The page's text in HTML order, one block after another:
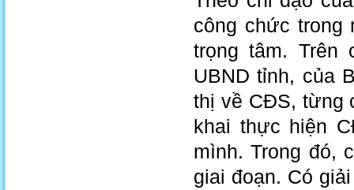
công chức trong
trọng tâm. Trên
UBND tỉnh, của
thị về CĐS, từng
khai thực hiện
mình. Trong đó,
giai đoạn. Có